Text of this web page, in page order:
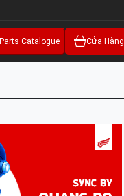
Parts Catalogue Cửa Hàng